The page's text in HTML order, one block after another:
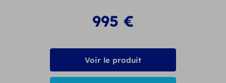
995 €
Voir le produit